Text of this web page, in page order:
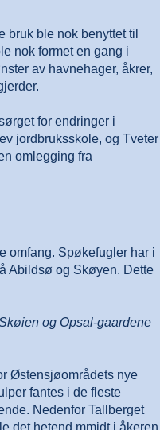
bruk ble nok benyttet til
nok formet en gang i
av havnehager, åkrer,
for endringer i
jordbruksskole, og Tveter
omlegging fra
omfang. Spøkefugler har i
Abildsø og Skøyen. Dette
og Opsal-gaardene
Østensjøområdets nye
fantes i de fleste
Nedenfor Tallberget
det hetend mmidt i åkeren